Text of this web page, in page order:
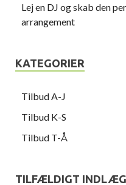
Lej en DJ og skab den
arrangement
KATEGORIER
Tilbud A-J
Tilbud K-S
Tilbud T-Å
TILFÆLDIGT INDLÆG